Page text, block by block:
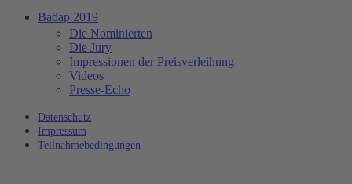
Badap 2019
Die Nominierten
Die Jury
Impressionen der Preisverleihung
Videos
Presse-Echo
Datenschutz
Impressum
Teilnahmebedingungen